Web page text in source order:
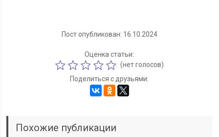
Пост опубликован: 16.10.2024
Оценка статьи:
(нет голосов)
Поделиться с друзьями:
Похожие публикации